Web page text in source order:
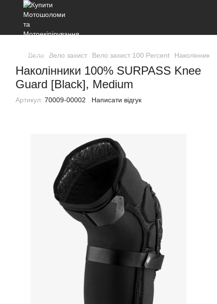
Вело Вело захист Вело захист 100 Percent
Наколінники 100% SURPASS Knee
Guard [Black], Medium
Артикул: 70009-00002 Написати відгук